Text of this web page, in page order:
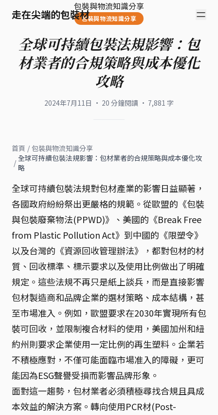
走在尖端的包裝材
包裝與物流知識分享
包裝與物流知識分享
全球可持續包裝法規影響：包
材業者的合規策略與成本優化
攻略
2024年7月11日 · 20 分鐘閱讀 · 7,881 字
首頁 / 包裝與物流知識分享
/ 全球可持續包裝法規影響：包材業者的合規策略與成本優化攻
略
全球可持續包裝法規對包材產業的影響日益顯著，
各國政府紛紛祭出更嚴格的規範。從歐盟的《包裝
與包裝廢棄物法(PPWD)》、美國的《Break Free
from Plastic Pollution Act》到中國的《限塑令》
以及台灣的《資源回收管理辦法》，都對包材的材
質、回收標準、標示要求以及使用比例做出了明確
規定。這些法規不再只是紙上談兵，而是直接影響
包材製造商和品牌企業的選材策略、成本結構，甚
至市場准入。例如，歐盟要求在2030年實現所有包
裝可回收，並限制複合材料的使用，美國加州和紐
約州則要求企業使用一定比例的再生塑料。企業若
不積極應對，不僅可能面臨市場准入的障礙，更可
能因為ESG聲譽受損而影響品牌形象。
面對這一趨勢，包材業者必須積極尋找合規且具成
本效益的解決方案。轉向使用PCR材(Post-